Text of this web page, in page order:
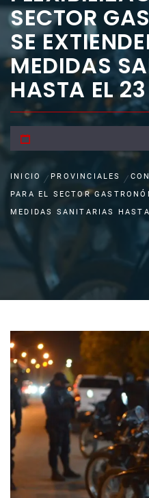
SECTOR
SE
MEDIDAS
HASTA EL
INICIO PROVINCIALES
PARA EL SECTOR
MEDIDAS SANITARIAS